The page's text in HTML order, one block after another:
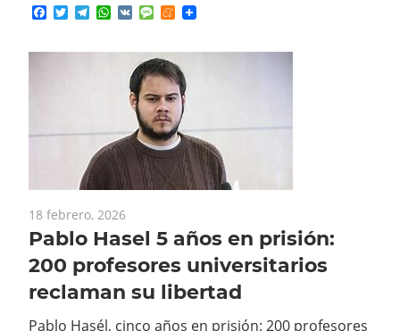
Facebook
TwitterTelegram
WhatsApp
VK MessageMeneame
18 febrero, 2026
Pablo Hasel 5 años en prisión:
200 profesores universitarios
reclaman su libertad
Pablo Hasél, cinco años en prisión: 200 profesores